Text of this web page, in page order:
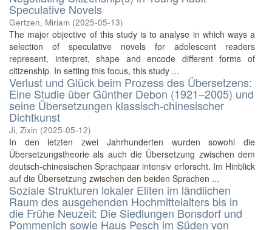
Speculative Novels
Gertzen, Miriam (2025-05-13)
The major objective of this study is to analyse in which ways a
selection of speculative novels for adolescent readers
represent, interpret, shape and encode different forms of
citizenship. In setting this focus, this study ...
Verlust und Glück beim Prozess des Übersetzens:
Eine Studie über Günther Debon (1921–2005) und
seine Übersetzungen klassisch-chinesischer
Dichtkunst
Ji, Zixin (2025-05-12)
In den letzten zwei Jahrhunderten wurden sowohl die
Übersetzungstheorie als auch die Übersetzung zwischen dem
deutsch-chinesischen Sprachpaar intensiv erforscht. Im Hinblick
auf die Übersetzung zwischen den beiden Sprachen ...
Soziale Strukturen lokaler Eliten im ländlichen
Raum des ausgehenden Hochmittelalters bis in
die Frühe Neuzeit: Die Siedlungen Bonsdorf und
Pommenich sowie Haus Pesch im Süden von